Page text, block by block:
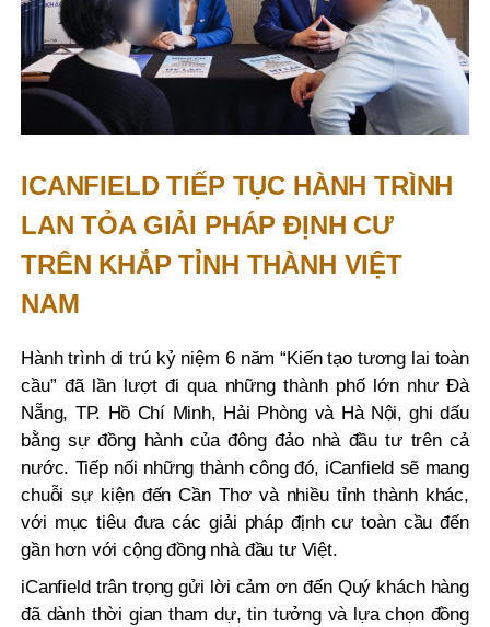
ICANFIELD TIẾP TỤC HÀNH TRÌNH
LAN TỎA GIẢI PHÁP ĐỊNH CƯ
TRÊN KHẮP TỈNH THÀNH VIỆT
NAM
Hành trình di trú kỷ niệm 6 năm “Kiến tạo tương lai toàn
cầu” đã lần lượt đi qua những thành phố lớn như Đà
Nẵng, TP. Hồ Chí Minh, Hải Phòng và Hà Nội, ghi dấu
bằng sự đồng hành của đông đảo nhà đầu tư trên cả
nước. Tiếp nối những thành công đó, iCanfield sẽ mang
chuỗi sự kiện đến Cần Thơ và nhiều tỉnh thành khác,
với mục tiêu đưa các giải pháp định cư toàn cầu đến
gần hơn với cộng đồng nhà đầu tư Việt.
iCanfield trân trọng gửi lời cảm ơn đến Quý khách hàng
đã dành thời gian tham dự, tin tưởng và lựa chọn đồng